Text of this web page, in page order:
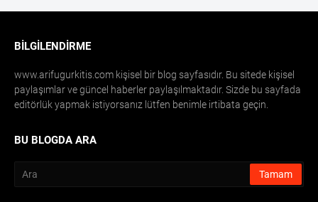
BILGILENDIRME
www.arifugurkitis.com kişisel bir blog sayfasıdır. Bu sitede kişisel
paylaşımlar ve güncel haberler paylaşılmaktadır. Sizde bu sayfada
editörlük yapmak istiyorsanız lütfen benimle irtibata geçin.
BU BLOGDA ARA